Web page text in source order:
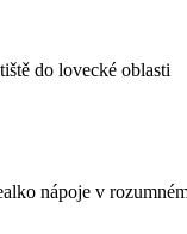
do lovecké oblasti
nápoje v